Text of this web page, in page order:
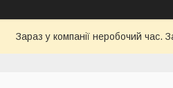
Зараз у компанії неробочий час.